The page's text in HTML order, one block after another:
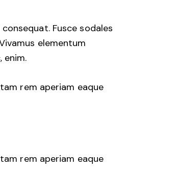
Fusce sodales
elementum
enim.
rem aperiam eaque
rem aperiam eaque